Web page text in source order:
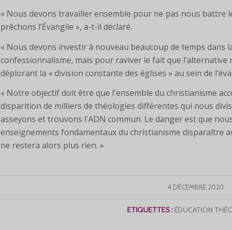
« Nous devons travailler ensemble pour ne pas nous battre
prêchons l’Évangile », a-t-il déclaré.
« Nous devons investir à nouveau beaucoup de temps
confessionnalisme, mais pour raviver le fait que l’alternative
déplorant la « division constante des églises » au sein de
« Notre objectif doit être que l'ensemble du christianisme
disparition de milliers de théologies différentes qui nous
asseyons et trouvons l'ADN commun. Le danger est que
enseignements fondamentaux du christianisme disparaître
ne restera alors plus rien. »
4 DÉCEMBRE 2020
ETIQUETTES : ÉDUCATION